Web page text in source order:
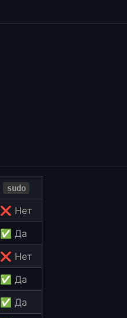
sudo
❌ Нет
✅ Да
❌ Нет
✅ Да
✅ Да